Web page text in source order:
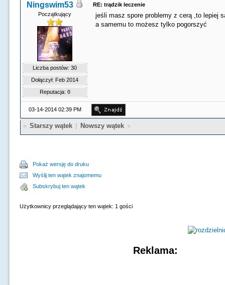
Ningswim53
Początkujący
Liczba postów: 30
Dołączył: Feb 2014
Reputacja: 0
RE: trądzik leczenie
jeśli masz spore problemy z cerą ,to lepiej
a samemu to możesz tylko pogorszyć
03-14-2014 02:39 PM
« Starszy wątek Nowszy wątek »
Pokaż wersję do druku
Wyślij ten wątek znajomemu
Subskrybuj ten wątek
Użytkownicy przeglądający ten wątek: 1 gości
Reklama: